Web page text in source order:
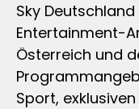
Sky
Entertainment-
Österreich und
Sport,